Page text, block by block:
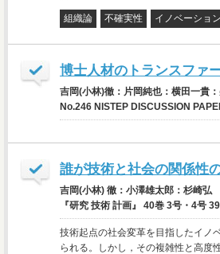
組織論 不確実性 イノベーション
博士人材のトランスファ
吉岡(小林)徹：片岡純也：横田一貴
No.246 NISTEP DISCUSSION
誰が技術と社会の関係性
吉岡(小林) 徹：小澤雄太郎：杉崎弘
『研究 技術 計画』 40巻 3号・4号
技術起点の社会変革を目指したイノ
られる。しかし，その複雑性と高度